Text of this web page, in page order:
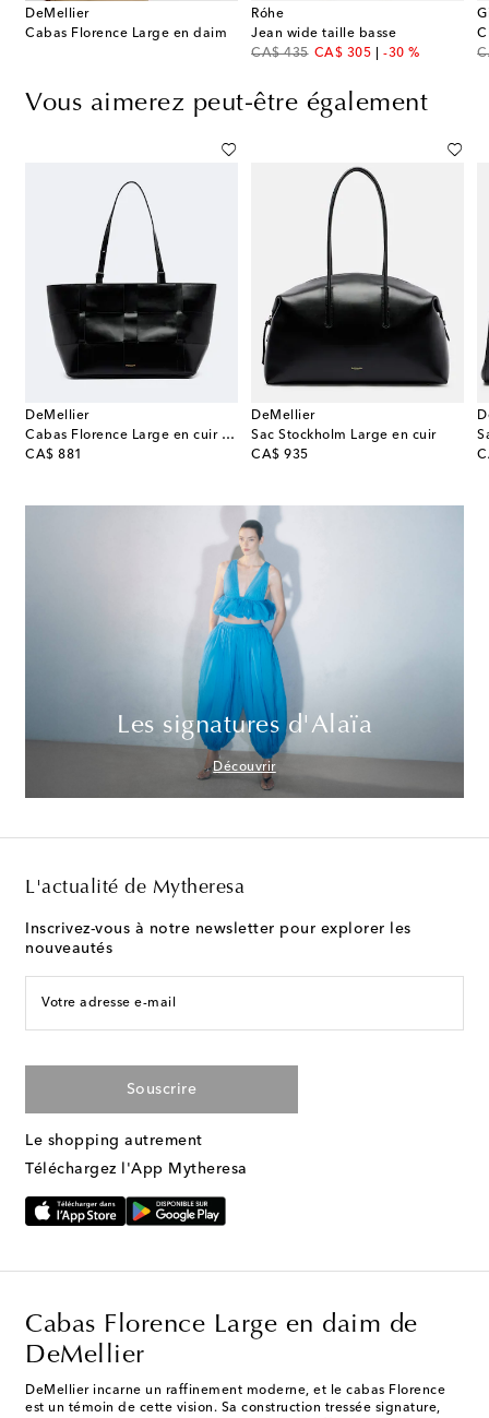
DeMellier
Cabas Florence Large en daim
Róhe
Jean wide taille basse
CA$ 435
original priceCA$ 305
discount price
-30 %
Vous aimerez peut-être également
DeMellier
Cabas Florence Large en cuir natté
CA$ 881
original price
DeMellier
Sac Stockholm Large en cuir
CA$ 935
original price
Les signatures d'Alaïa
Découvrir
L'actualité de Mytheresa
Inscrivez-vous à notre newsletter pour explorer les
nouveautés
Votre adresse e-mail
Souscrire
Le shopping autrement
Téléchargez l'App Mytheresa
Cabas Florence Large en daim de
DeMellier
DeMellier incarne un raffinement moderne, et le cabas Florence
est un témoin de cette vision. Sa construction tressée signature,